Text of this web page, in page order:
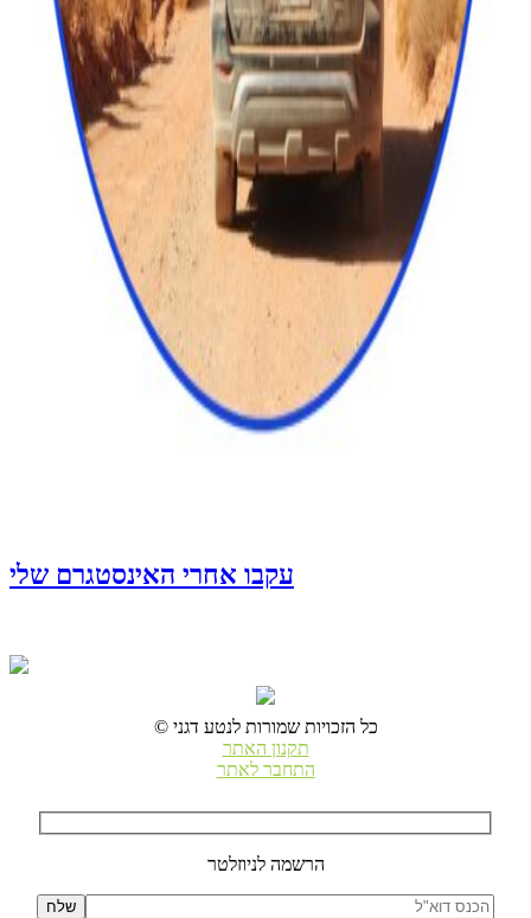
עקבו אחרי האינסטגרם שלי
© כל הזכויות שמורות לנטע דגני
תקנון האתר
התחבר לאתר
הרשמה לניוזלטר